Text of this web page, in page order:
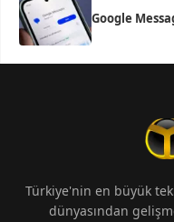
Google
Türkiye'nin en büyük
dünyasından